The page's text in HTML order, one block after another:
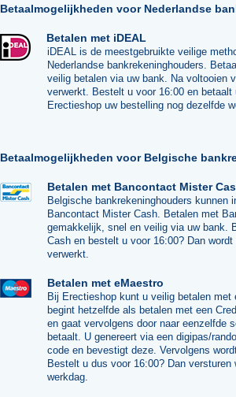
Betaalmogelijkheden voor Nederlandse
Betalen met iDEAL
iDEAL is de meestgebruikte veilige
Nederlandse bankrekeninghouders.
veilig betalen via uw bank. Na voltooien
verwerkt. Bestelt u voor 16:00 en
Erectieshop uw bestelling nog dezelfde
Betaalmogelijkheden voor Belgische
Betalen met Bancontact Mister
Belgische bankrekeninghouders kunnen
Bancontact Mister Cash. Betalen met
gemakkelijk, snel en veilig via uw bank.
Cash en bestelt u voor 16:00? Dan
verwerkt.
Betalen met eMaestro
Bij Erectieshop kunt u veilig betalen
begint hetzelfde als betalen met een
en gaat vervolgens door naar eenzelfde
betaalt. U genereert via een digipas/
code en bevestigt deze. Vervolgens
Bestelt u dus voor 16:00? Dan
werkdag.